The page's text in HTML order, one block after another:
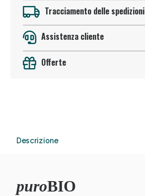
Tracciamento delle spedizioni
Assistenza cliente
Offerte
Descrizione
puroBIO